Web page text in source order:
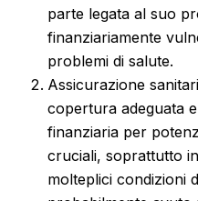
parte legata al suo
finanziariamente
problemi di salute.
Assicurazione
copertura adeguata
finanziaria per
cruciali, soprattutto
molteplici condizioni